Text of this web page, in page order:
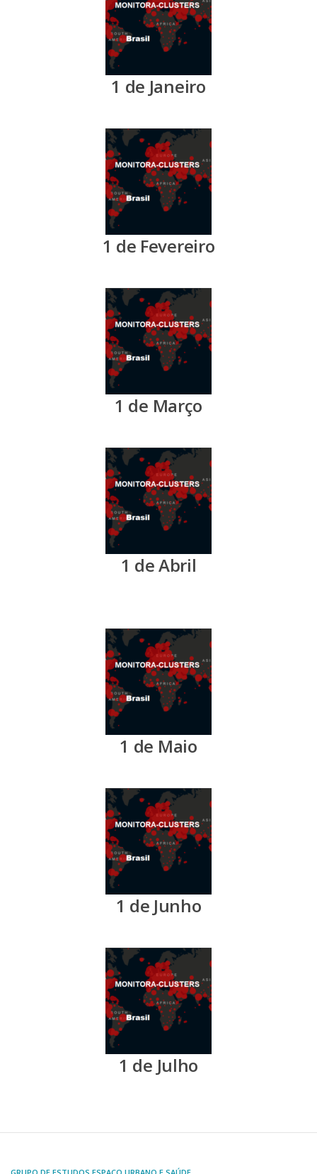
1 de Janeiro
1 de Fevereiro
1 de Março
1 de Abril
1 de Maio
1 de Junho
1 de Julho